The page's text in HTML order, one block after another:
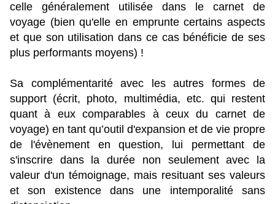
celle généralement utilisée dans le carnet de
voyage (bien qu'elle en emprunte certains aspects
et que son utilisation dans ce cas bénéficie de ses
plus performants moyens) !
Sa complémentarité avec les autres formes de
support (écrit, photo, multimédia, etc. qui restent
quant à eux comparables à ceux du carnet de
voyage) en tant qu’outil d'expansion et de vie propre
de l'évènement en question, lui permettant de
s'inscrire dans la durée non seulement avec la
valeur d'un témoignage, mais resituant ses valeurs
et son existence dans une intemporalité sans